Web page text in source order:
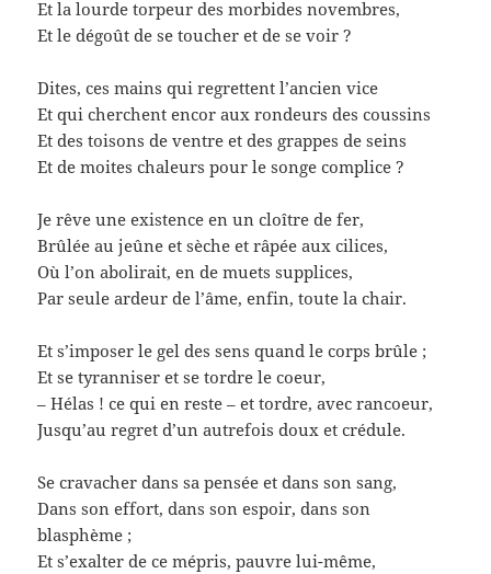
Et la lourde torpeur des morbides novembres,
Et le dégoût de se toucher et de se voir ?
Dites, ces mains qui regrettent l’ancien vice
Et qui cherchent encor aux rondeurs des coussins
Et des toisons de ventre et des grappes de seins
Et de moites chaleurs pour le songe complice ?
Je rêve une existence en un cloître de fer,
Brûlée au jeûne et sèche et râpée aux cilices,
Où l’on abolirait, en de muets supplices,
Par seule ardeur de l’âme, enfin, toute la chair.
Et s’imposer le gel des sens quand le corps brûle ;
Et se tyranniser et se tordre le coeur,
– Hélas ! ce qui en reste – et tordre, avec rancoeur,
Jusqu’au regret d’un autrefois doux et crédule.
Se cravacher dans sa pensée et dans son sang,
Dans son effort, dans son espoir, dans son
blasphème ;
Et s’exalter de ce mépris, pauvre lui-même,